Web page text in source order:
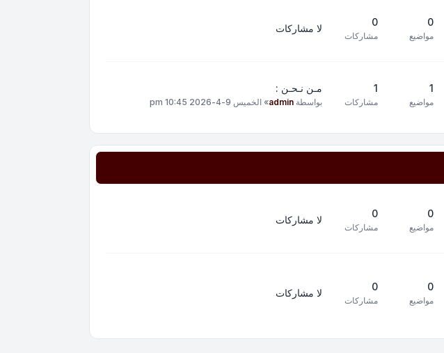
0
مواضيع
0
مشاركات
لا مشاركات
1
مواضيع
1
مشاركات
مـن نـحـن :
بواسطة admin
» الخميس 9-4-2026 10:45 pm
0
مواضيع
0
مشاركات
لا مشاركات
0
مواضيع
0
مشاركات
لا مشاركات